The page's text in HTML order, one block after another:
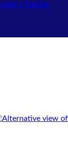
pleť s TianDe